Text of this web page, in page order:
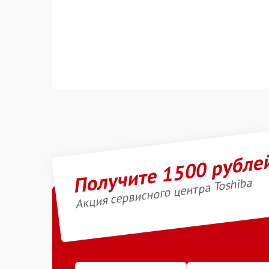
Получите 1500
Акция сервисного центра Toshiba